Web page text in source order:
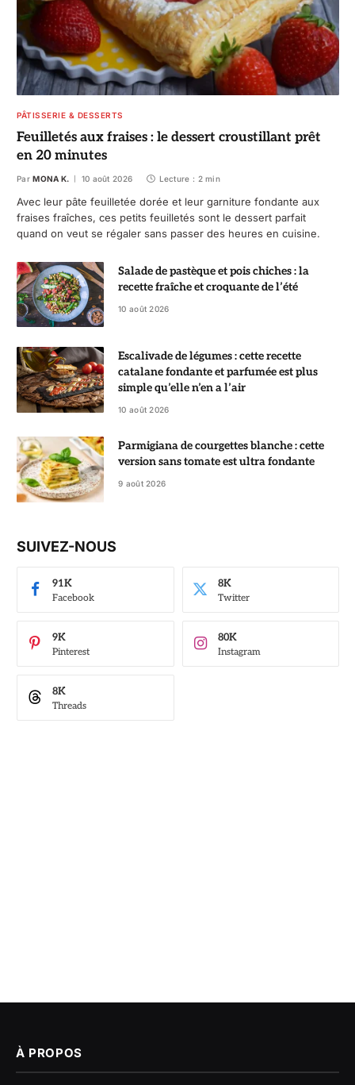
PÂTISSERIE & DESSERTS
Feuilletés aux fraises : le dessert croustillant prêt
en 20 minutes
Par MONA K. 10 août 2026 Lecture : 2 min
Avec leur pâte feuilletée dorée et leur garniture fondante aux
fraises fraîches, ces petits feuilletés sont le dessert parfait
quand on veut se régaler sans passer des heures en cuisine.
Salade de pastèque et pois chiches : la
recette fraîche et croquante de l’été
10 août 2026
Escalivade de légumes : cette recette
catalane fondante et parfumée est plus
simple qu’elle n’en a l’air
10 août 2026
Parmigiana de courgettes blanche : cette
version sans tomate est ultra fondante
9 août 2026
SUIVEZ-NOUS
Facebook
91K
Twitter
8K
Pinterest
9K
Instagram
80K
Threads
8K
À PROPOS